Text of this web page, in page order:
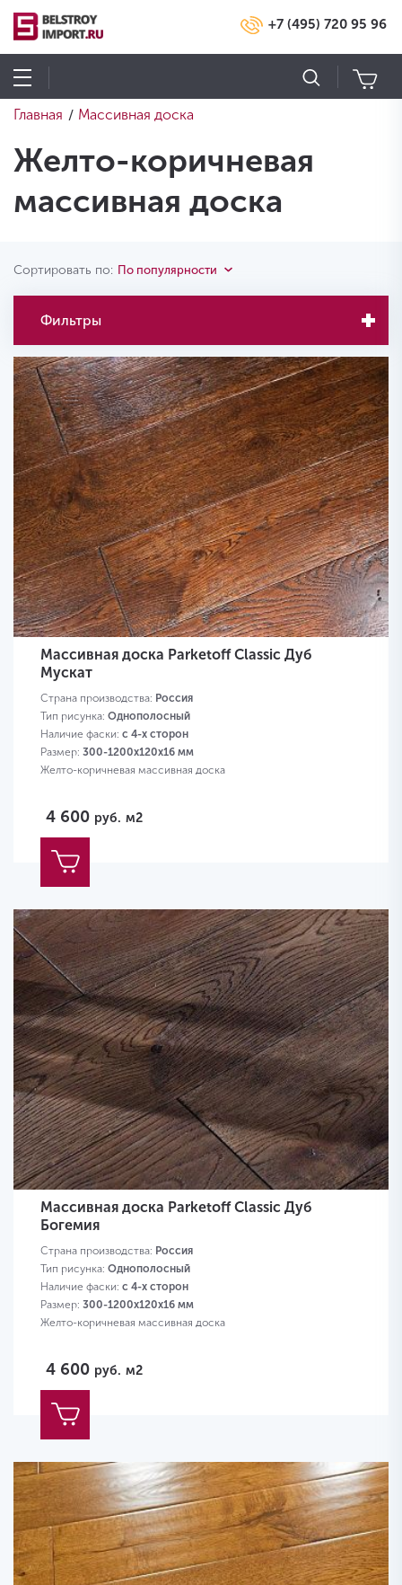
+7 (495) 720 95 96
Главная / Массивная доска
Желто-коричневая
массивная доска
Сортировать по: По популярности
Фильтры
Массивная доска Parketoff Classic Дуб
Мускат
Страна производства: Россия
Тип рисунка: Однополосный
Наличие фаски: с 4-х сторон
Размер: 300-1200х120х16 мм
Желто-коричневая массивная доска
4 600 руб. м2
Массивная доска Parketoff Classic Дуб
Богемия
Страна производства: Россия
Тип рисунка: Однополосный
Наличие фаски: с 4-х сторон
Размер: 300-1200х120х16 мм
Желто-коричневая массивная доска
4 600 руб. м2